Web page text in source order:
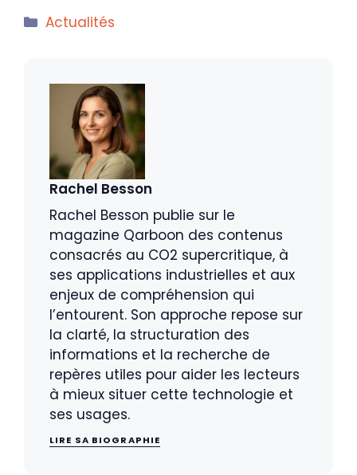
Catégories
Actualités
Rachel Besson
Rachel Besson publie sur le
magazine Qarboon des contenus
consacrés au CO2 supercritique, à
ses applications industrielles et aux
enjeux de compréhension qui
l’entourent. Son approche repose sur
la clarté, la structuration des
informations et la recherche de
repères utiles pour aider les lecteurs
à mieux situer cette technologie et
ses usages.
LIRE SA BIOGRAPHIE